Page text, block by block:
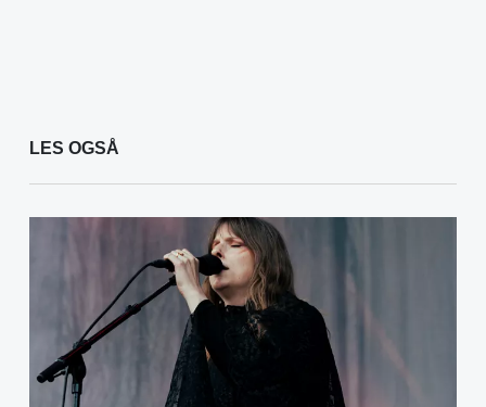
LES OGSÅ